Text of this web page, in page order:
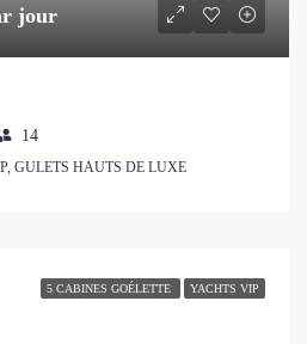
jour
14
GULETS HAUTS DE LUXE
5 CABINES GOÉLETTE YACHTS VIP